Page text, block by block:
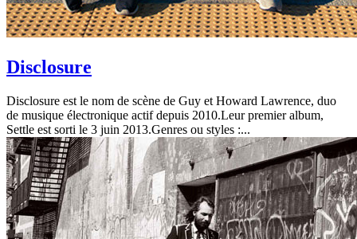
Disclosure
Disclosure est le nom de scène de Guy et Howard Lawrence, duo
de musique électronique actif depuis 2010.Leur premier album,
Settle est sorti le 3 juin 2013.Genres ou styles :...